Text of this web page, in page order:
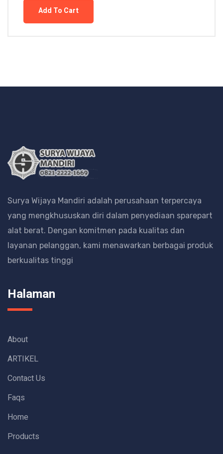
Add To Cart
Surya Wijaya Mandiri adalah perusahaan terpercaya
yang mengkhususkan diri dalam penyediaan sparepart
alat berat. Dengan komitmen pada kualitas dan
layanan pelanggan, kami menawarkan berbagai produk
berkualitas tinggi
Halaman
About
ARTIKEL
Contact Us
Faqs
Home
Products